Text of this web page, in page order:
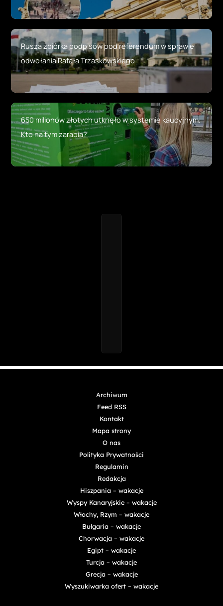
Rusza zbiórka podpisów pod referendum w sprawie
odwołania Rafała Trzaskowskiego
650 milionów złotych utknęło w systemie kaucyjnym.
Kto na tym zarabia?
Archiwum
Feed RSS
Kontakt
Mapa strony
O nas
Polityka Prywatności
Regulamin
Redakcja
Hiszpania – wakacje
Wyspy Kanaryjskie – wakacje
Włochy, Rzym – wakacje
Bułgaria – wakacje
Chorwacja – wakacje
Egipt – wakacje
Turcja – wakacje
Grecja – wakacje
Wyszukiwarka ofert – wakacje